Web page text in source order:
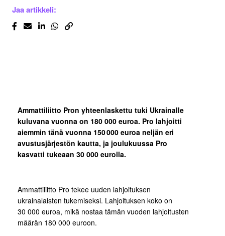
Jaa artikkeli:
Ammattiliitto Pron yhteenlaskettu tuki Ukrainalle
kuluvana vuonna on 180 000 euroa. Pro lahjoitti
aiemmin tänä vuonna 150 000 euroa neljän eri
avustusjärjestön kautta, ja joulukuussa Pro
kasvatti tukeaan 30 000 eurolla.
Ammattiliitto Pro tekee uuden lahjoituksen
ukrainalaisten tukemiseksi. Lahjoituksen koko on
30 000 euroa, mikä nostaa tämän vuoden lahjoitusten
määrän 180 000 euroon.